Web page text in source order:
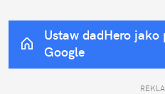
Ustaw dadHero jako
Google